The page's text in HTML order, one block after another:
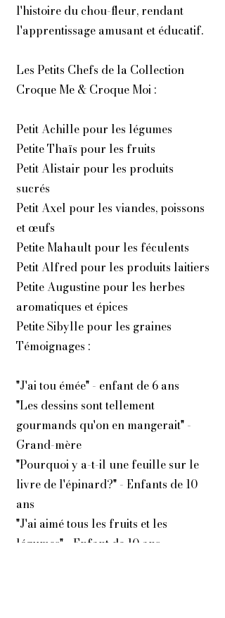
l'histoire du chou-fleur, rendant
l'apprentissage amusant et éducatif.
Les Petits Chefs de la Collection
Croque Me & Croque Moi :
Petit Achille pour les légumes
Petite Thaïs pour les fruits
Petit Alistair pour les produits
sucrés
Petit Axel pour les viandes, poissons
et œufs
Petite Mahault pour les féculents
Petit Alfred pour les produits laitiers
Petite Augustine pour les herbes
aromatiques et épices
Petite Sibylle pour les graines
Témoignages :
"J'ai tou émée" - enfant de 6 ans
"Les dessins sont tellement
gourmands qu'on en mangerait" -
Grand-mère
"Pourquoi y a-t-il une feuille sur le
livre de l'épinard?" - Enfants de 10
ans
"J'ai aimé tous les fruits et les
légumes" - Enfant de 10 ans